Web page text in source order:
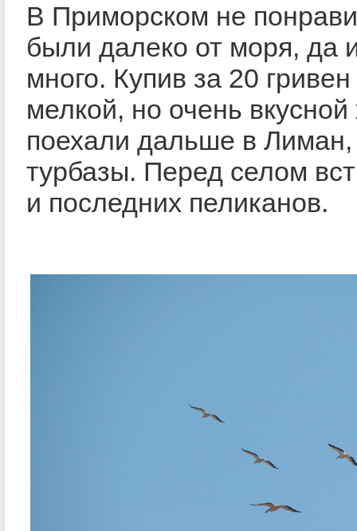
В Приморском не
были далеко от моря, да
много. Купив за 20
мелкой, но очень
поехали дальше в Лиман,
турбазы. Перед селом
и последних пеликанов.